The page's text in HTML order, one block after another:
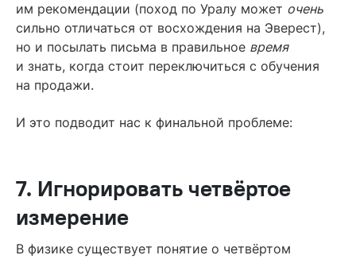
им рекомендации (поход по Уралу может очень
сильно отличаться от восхождения на Эверест),
но и посылать письма в правильное время
и знать, когда стоит переключиться с обучения
на продажи.
И это подводит нас к финальной проблеме:
7. Игнорировать четвёртое
измерение
В физике существует понятие о четвёртом